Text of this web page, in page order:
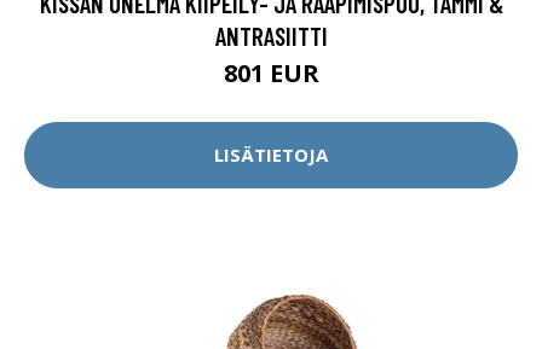
ANTRASIITTI
801 EUR
LISÄTIETOJA